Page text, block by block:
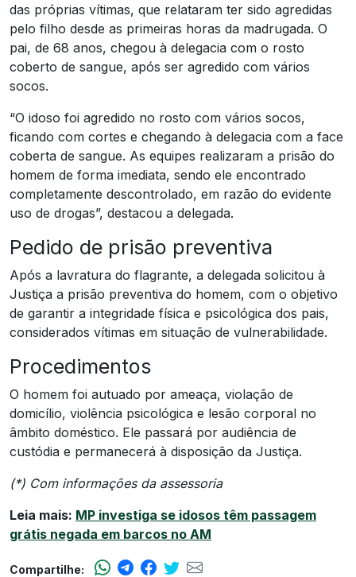
das próprias vítimas, que relataram ter sido agredidas
pelo filho desde as primeiras horas da madrugada. O
pai, de 68 anos, chegou à delegacia com o rosto
coberto de sangue, após ser agredido com vários
socos.
“O idoso foi agredido no rosto com vários socos,
ficando com cortes e chegando à delegacia com a face
coberta de sangue. As equipes realizaram a prisão do
homem de forma imediata, sendo ele encontrado
completamente descontrolado, em razão do evidente
uso de drogas”, destacou a delegada.
Pedido de prisão preventiva
Após a lavratura do flagrante, a delegada solicitou à
Justiça a prisão preventiva do homem, com o objetivo
de garantir a integridade física e psicológica dos pais,
considerados vítimas em situação de vulnerabilidade.
Procedimentos
O homem foi autuado por ameaça, violação de
domicílio, violência psicológica e lesão corporal no
âmbito doméstico. Ele passará por audiência de
custódia e permanecerá à disposição da Justiça.
(*) Com informações da assessoria
Leia mais: MP investiga se idosos têm passagem
grátis negada em barcos no AM
Compartilhe: